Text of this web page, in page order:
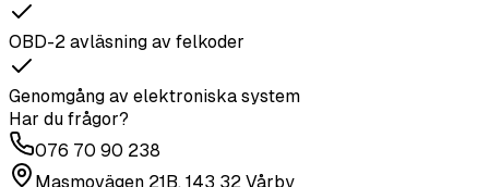
OBD-2 avläsning av felkoder
Genomgång av elektroniska system
Har du frågor?
076 70 90 238
Masmovägen 21B, 143 32 Vårby